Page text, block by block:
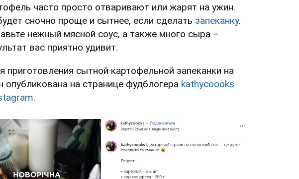
часто просто отваривают или жарят на ужин.
сночно проще и сытнее, если сделать запеканку.
нежный мясной соус, а также много сыра –
вас приятно удивит.
приготовления сытной картофельной запеканки на
опубликована на странице фудблогера kathycoooks
.